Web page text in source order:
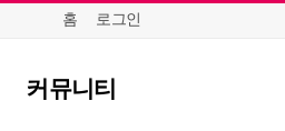
홈 로그인
커뮤니티